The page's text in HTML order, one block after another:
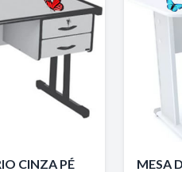
CINZA PÉ
MESA